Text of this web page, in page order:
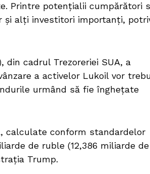
Printre potenţialii cumpărători
şi alţi investitori importanţi,
din cadrul Trezoreriei SUA, a
a activelor Lukoil vor
urmând să fie îngheţate
calculate conform standardelor
de ruble (12,386 miliarde de
Trump.